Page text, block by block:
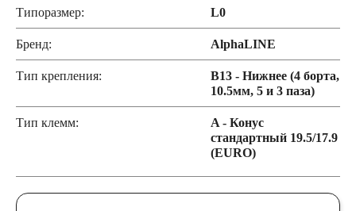
Типоразмер: L0
Бренд: AlphaLINE
Тип крепления:
B13 - Нижнее (4 борта,
10.5мм, 5 и 3 паза)
Тип клемм:
A - Конус
стандартный 19.5/17.9
(EURO)